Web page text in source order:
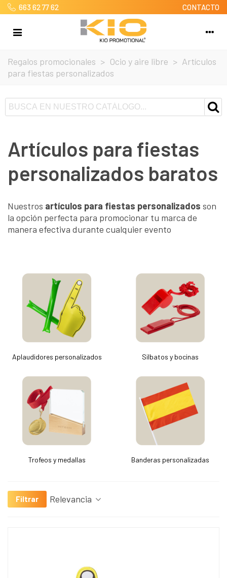
663 62 77 62 CONTACTO
Regalos promocionales > Ocio y aire libre > Artículos
para fiestas personalizados
Artículos para fiestas
personalizados baratos
Nuestros artículos para fiestas personalizados son
la opción perfecta para promocionar tu marca de
manera efectiva durante cualquier evento
Aplaudidores personalizados
Silbatos y bocinas
Trofeos y medallas Banderas personalizadas
Filtrar Relevancia